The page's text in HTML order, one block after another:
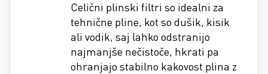
Celični plinski filtri so idealni za
tehnične pline, kot so dušik, kisik
ali vodik, saj lahko odstranijo
najmanjše nečistoče, hkrati pa
ohranjajo stabilno kakovost plina z